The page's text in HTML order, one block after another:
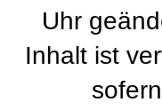
Uhr
Inhalt ist